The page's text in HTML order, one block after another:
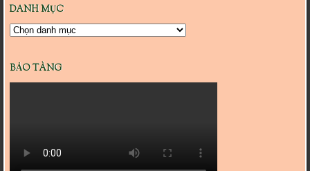
DANH MỤC
Danh
BẢO TÀNG